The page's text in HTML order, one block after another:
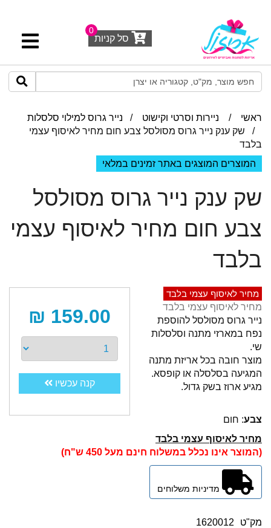
סל קניות
0
ראשי / ניירות וסרטי וקישוט / נייר גרוס למילוי סלסלות
/ שק ענק נייר גרוס מסולסל צבע חום מחיר לאיסוף עצמי
בלבד
המוצרים המוצגים באתר זמינים במלאי
שק ענק נייר גרוס מסולסל
צבע חום מחיר לאיסוף עצמי
בלבד
159.00 ₪
קנה עכשיו
מחיר לאיסוף עצמי בלבד
מחיר לאיסוף עצמי בלבד
נייר גרוס מסולסל להוספת
נפח במארזי מתנה וסלסלות
שי.
מוצר חובה בכל אריזת מתנה
המגיעה בסלסלה או קופסא.
מגיע ארוז בשק גדול.
צבע: חום
מחיר לאיסוף עצמי בלבד
(המוצר אינו נכלל במשלוח חינם מעל 450 ש"ח)
מק"ט 1620012